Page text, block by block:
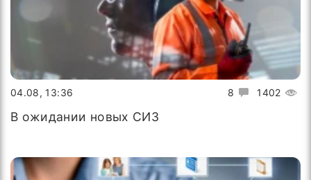
8 1402
04.08, 13:36
В ожидании новых СИЗ